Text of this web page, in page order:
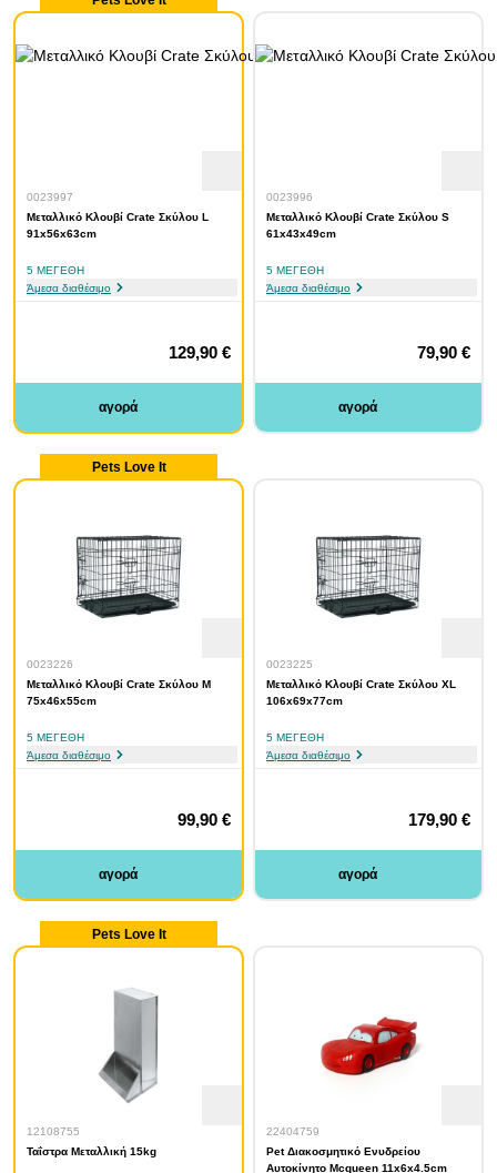
0023997
Μεταλλικό Κλουβί Crate Σκύλου L
91x56x63cm
5 ΜΕΓΈΘΗ
Άμεσα διαθέσιμο
129,90 €
αγορά
0023996
Μεταλλικό Κλουβί Crate Σκύλου S
61x43x49cm
5 ΜΕΓΈΘΗ
Άμεσα διαθέσιμο
79,90 €
αγορά
Pets Love It
0023226
Μεταλλικό Κλουβί Crate Σκύλου M
75x46x55cm
5 ΜΕΓΈΘΗ
Άμεσα διαθέσιμο
99,90 €
αγορά
0023225
Μεταλλικό Κλουβί Crate Σκύλου XL
106x69x77cm
5 ΜΕΓΈΘΗ
Άμεσα διαθέσιμο
179,90 €
αγορά
Pets Love It
12108755
Ταΐστρα Μεταλλική 15kg
22404759
Pet Διακοσμητικό Ενυδρείου
Αυτοκίνητο Mcqueen 11x6x4.5cm